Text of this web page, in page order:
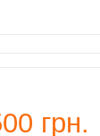
грн.